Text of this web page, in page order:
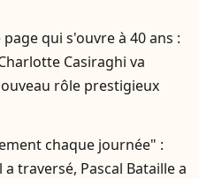
qui s'ouvre à 40 ans :
Casiraghi va
rôle prestigieux
chaque journée" :
traversé, Pascal Bataille a